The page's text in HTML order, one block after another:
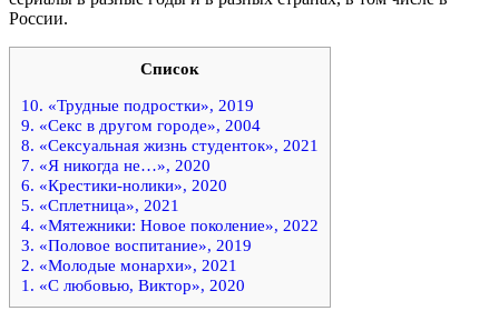
России.
Список
10. «Трудные подростки», 2019
9. «Секс в другом городе», 2004
8. «Сексуальная жизнь студенток», 2021
7. «Я никогда не…», 2020
6. «Крестики-нолики», 2020
5. «Сплетница», 2021
4. «Мятежники: Новое поколение», 2022
3. «Половое воспитание», 2019
2. «Молодые монархи», 2021
1. «С любовью, Виктор», 2020